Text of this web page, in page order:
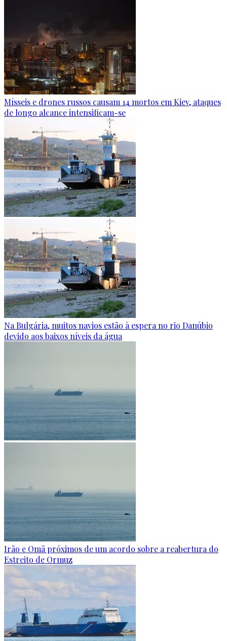
Mísseis e drones russos causam 14 mortos em Kiev, ataques
de longo alcance intensificam-se
Na Bulgária, muitos navios estão à espera no rio Danúbio
devido aos baixos níveis da água
Irão e Omã próximos de um acordo sobre a reabertura do
Estreito de Ormuz